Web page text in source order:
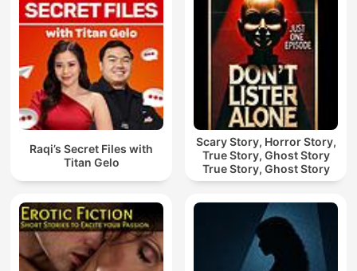
Raqi’s Secret Files with
Titan Gelo
Scary Story, Horror Story,
True Story, Ghost Story
True Story, Ghost Story